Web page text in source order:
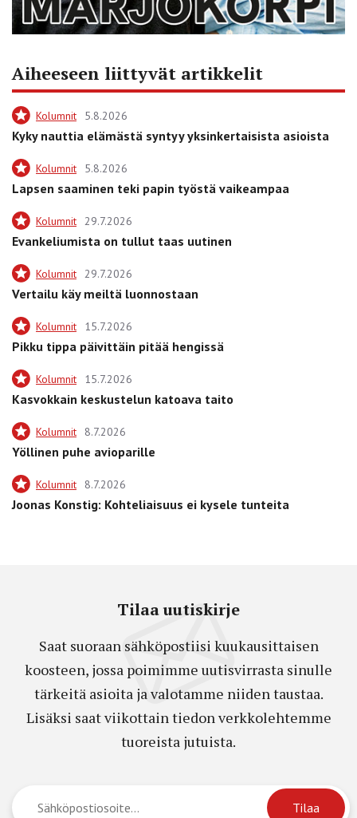
Aiheeseen liittyvät artikkelit
Kolumnit 5.8.2026
Kyky nauttia elämästä syntyy yksinkertaisista asioista
Kolumnit 5.8.2026
Lapsen saaminen teki papin työstä vaikeampaa
Kolumnit 29.7.2026
Evankeliumista on tullut taas uutinen
Kolumnit 29.7.2026
Vertailu käy meiltä luonnostaan
Kolumnit 15.7.2026
Pikku tippa päivittäin pitää hengissä
Kolumnit 15.7.2026
Kasvokkain keskustelun katoava taito
Kolumnit 8.7.2026
Yöllinen puhe avioparille
Kolumnit 8.7.2026
Joonas Konstig: Kohteliaisuus ei kysele tunteita
Tilaa uutiskirje
Saat suoraan sähköpostiisi kuukausittaisen
koosteen, jossa poimimme uutisvirrasta sinulle
tärkeitä asioita ja valotamme niiden taustaa.
Lisäksi saat viikottain tiedon verkkolehtemme
tuoreista jutuista.